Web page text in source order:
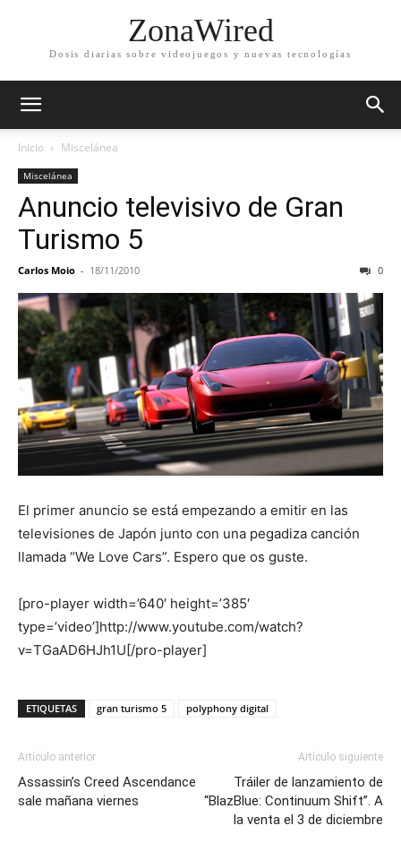
ZonaWired
Dosis diarias sobre videojuegos y nuevas tecnologías
Inicio Miscelánea
Miscelánea
Anuncio televisivo de Gran
Turismo 5
Carlos Moio - 18/11/2010 0
El primer anuncio se está empezando a emitir en las
televisiones de Japón junto con una pegadiza canción
llamada “We Love Cars”. Espero que os guste.
[pro-player width=’640′ height=’385′
type=’video’]http://www.youtube.com/watch?
v=TGaAD6HJh1U[/pro-player]
ETIQUETAS gran turismo 5 polyphony digital
Artículo anterior
Assassin’s Creed Ascendance
sale mañana viernes
Artículo siguiente
Tráiler de lanzamiento de
“BlazBlue: Continuum Shift”. A
la venta el 3 de diciembre